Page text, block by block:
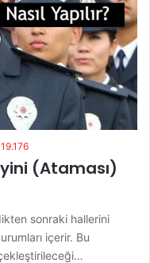
19.176
(Ataması)
sonraki hallerini
içerir. Bu